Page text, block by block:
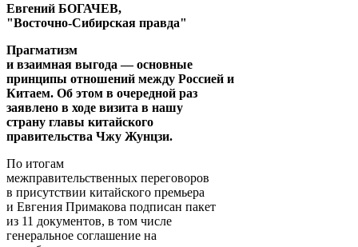
Евгений БОГАЧЕВ,
"Восточно-Сибирская правда"
Прагматизм
и взаимная выгода — основные
принципы отношений между Россией и
Китаем. Об этом в очередной раз
заявлено в ходе визита в нашу
страну главы китайского
правительства Чжу Жунцзи.
По итогам
межправительственных переговоров
в присутствии китайского премьера
и Евгения Примакова подписан пакет
из 11 документов, в том числе
генеральное соглашение на